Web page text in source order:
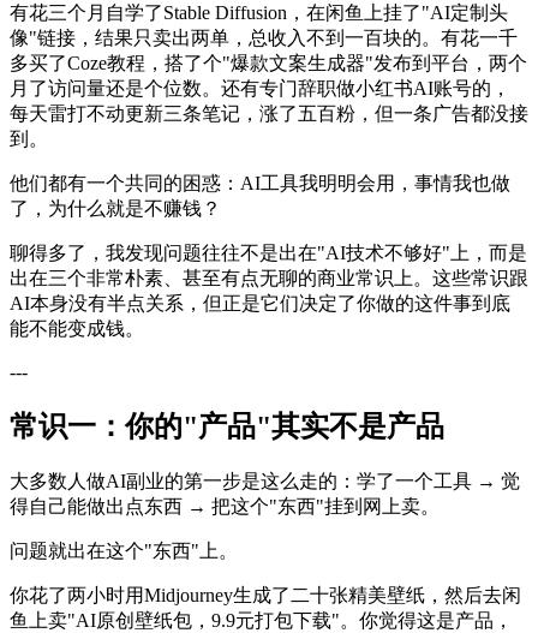
有花三个月自学了Stable Diffusion，在闲鱼上挂了"AI定制头
像"链接，结果只卖出两单，总收入不到一百块的。有花一千
多买了Coze教程，搭了个"爆款文案生成器"发布到平台，两个
月了访问量还是个位数。还有专门辞职做小红书AI账号的，
每天雷打不动更新三条笔记，涨了五百粉，但一条广告都没接
到。
他们都有一个共同的困惑：AI工具我明明会用，事情我也做
了，为什么就是不赚钱？
聊得多了，我发现问题往往不是出在"AI技术不够好"上，而是
出在三个非常朴素、甚至有点无聊的商业常识上。这些常识跟
AI本身没有半点关系，但正是它们决定了你做的这件事到底
能不能变成钱。
---
常识一：你的"产品"其实不是产品
大多数人做AI副业的第一步是这么走的：学了一个工具 → 觉
得自己能做出点东西 → 把这个"东西"挂到网上卖。
问题就出在这个"东西"上。
你花了两小时用Midjourney生成了二十张精美壁纸，然后去闲
鱼上卖"AI原创壁纸包，9.9元打包下载"。你觉得这是产品，